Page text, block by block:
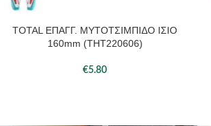
ΠΡΟΣΘΉΚΗ ΣΤΟ ΚΑΛΆΘΙ
TOTAL ΕΠΑΓΓ. ΜΥΤΟΤΣΙΜΠΙΔΟ ΙΣΙΟ
160mm (THT220606)
€5.80